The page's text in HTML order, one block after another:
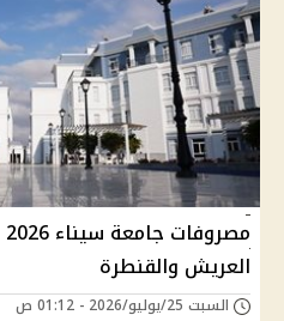
العريش والقنطرة
السبت 25/يوليو/2026 - 01:12 ص